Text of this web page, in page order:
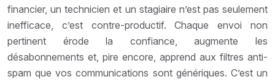
financier, un technicien et un stagiaire n’est pas seulement
inefficace, c’est contre-productif. Chaque envoi non
pertinent érode la confiance, augmente les
désabonnements et, pire encore, apprend aux filtres anti-
spam que vos communications sont génériques. C’est un